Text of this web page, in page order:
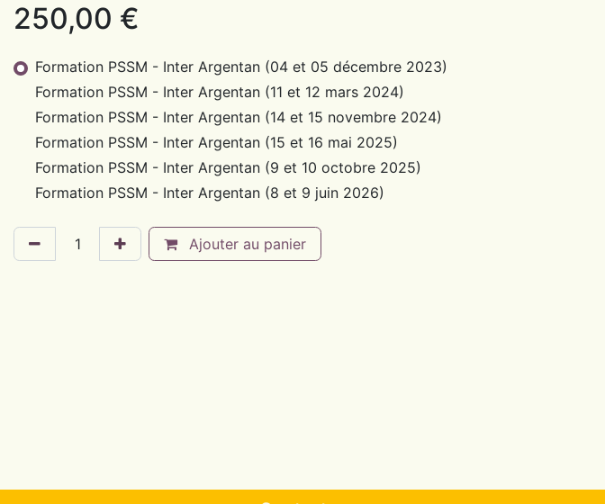
250,00 €
Formation PSSM - Inter Argentan (04 et 05 décembre 2023)
Formation PSSM - Inter Argentan (11 et 12 mars 2024)
Formation PSSM - Inter Argentan (14 et 15 novembre 2024)
Formation PSSM - Inter Argentan (15 et 16 mai 2025)
Formation PSSM - Inter Argentan (9 et 10 octobre 2025)
Formation PSSM - Inter Argentan (8 et 9 juin 2026)
Ajouter au panier